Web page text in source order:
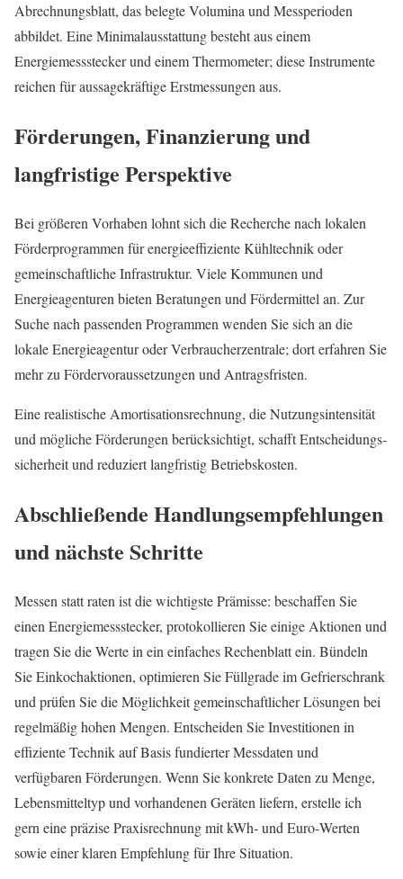
Abrechnungsblatt, das belegte Volumina und Messperioden
abbildet. Eine Minimalausstattung besteht aus einem
Energiemessstecker und einem Thermometer; diese Instrumente
reichen für aussagekräftige Erstmessungen aus.
Förderungen, Finanzierung und
langfristige Perspektive
Bei größeren Vorhaben lohnt sich die Recherche nach lokalen
Förderprogrammen für energieeffiziente Kühltechnik oder
gemeinschaftliche Infrastruktur. Viele Kommunen und
Energieagenturen bieten Beratungen und Fördermittel an. Zur
Suche nach passenden Programmen wenden Sie sich an die
lokale Energieagentur oder Verbraucherzentrale; dort erfahren Sie
mehr zu Fördervoraussetzungen und Antragsfristen.
Eine realistische Amortisationsrechnung, die Nutzungsintensität
und mögliche Förderungen berücksichtigt, schafft Entscheidungs­
sicherheit und reduziert langfristig Betriebskosten.
Abschließende Handlungsempfehlungen
und nächste Schritte
Messen statt raten ist die wichtigste Prämisse: beschaffen Sie
einen Energiemessstecker, protokollieren Sie einige Aktionen und
tragen Sie die Werte in ein einfaches Rechenblatt ein. Bündeln
Sie Einkochaktionen, optimieren Sie Füllgrade im Gefrierschrank
und prüfen Sie die Möglichkeit gemeinschaftlicher Lösungen bei
regelmäßig hohen Mengen. Entscheiden Sie Investitionen in
effiziente Technik auf Basis fundierter Messdaten und
verfügbaren Förderungen. Wenn Sie konkrete Daten zu Menge,
Lebensmitteltyp und vorhandenen Geräten liefern, erstelle ich
gern eine präzise Praxisrechnung mit kWh‑ und Euro‑Werten
sowie einer klaren Empfehlung für Ihre Situation.